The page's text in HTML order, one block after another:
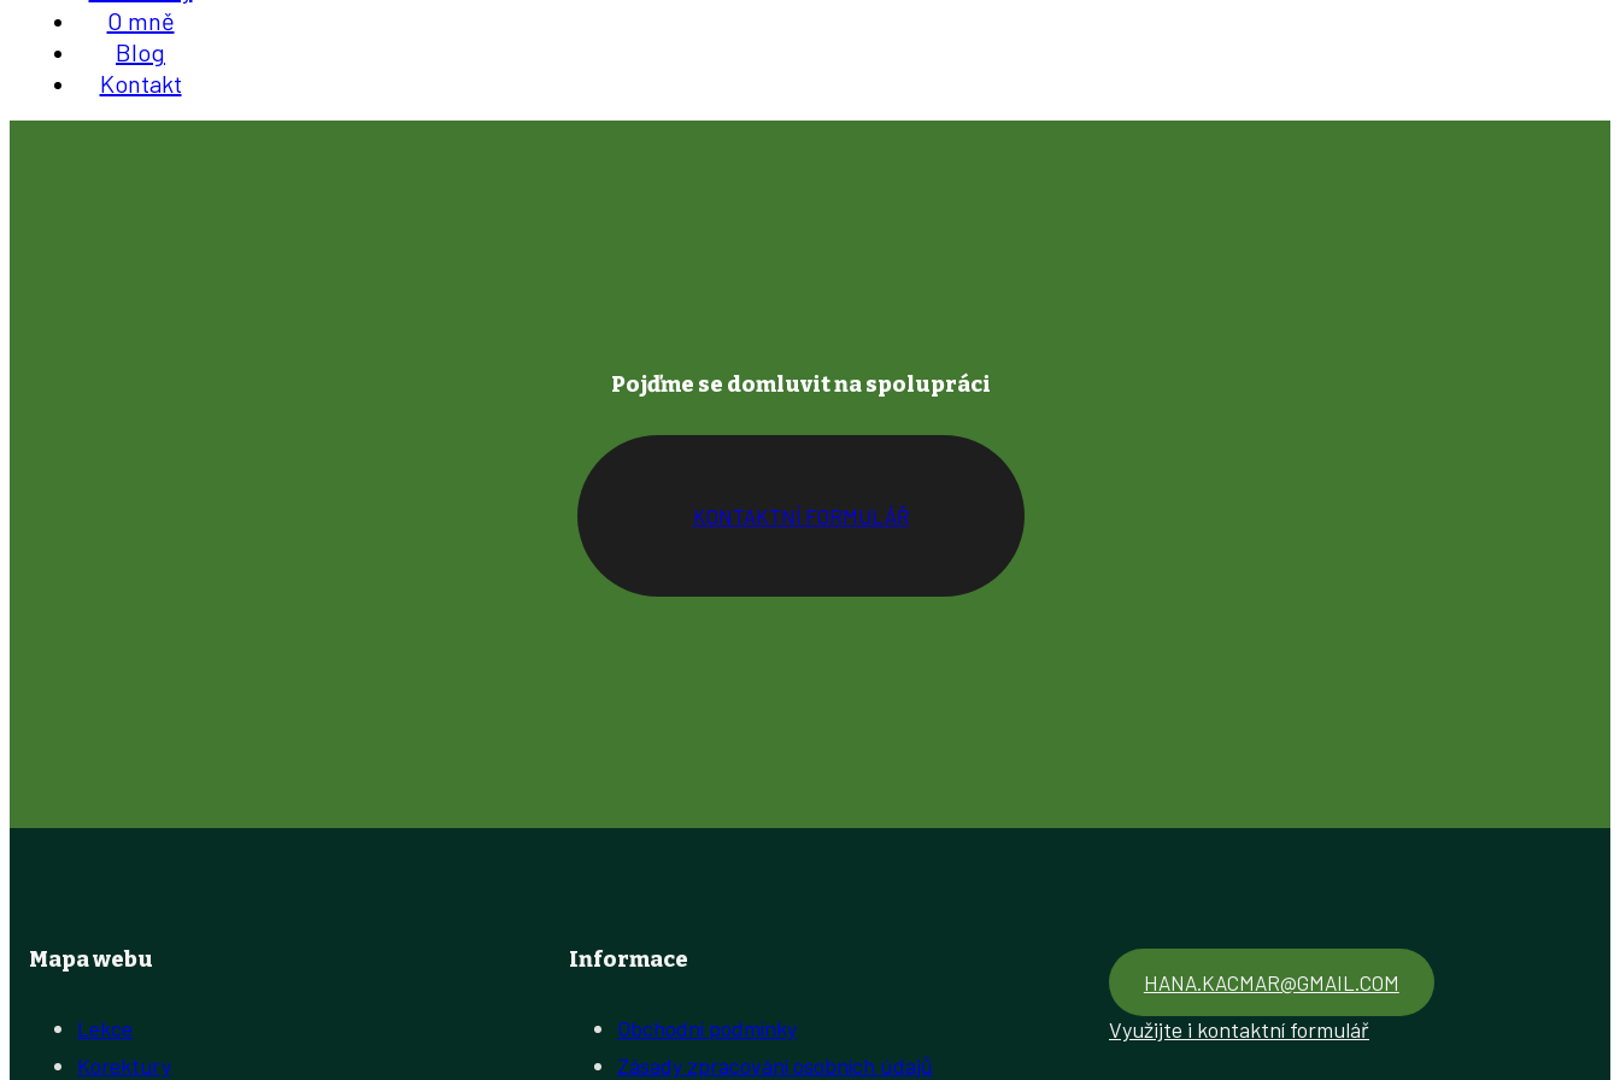
O mně
Blog
Kontakt
Pojďme se domluvit na spolupráci
KONTAKTNÍ FORMULÁŘ
Mapa webu
Lekce
Korektury
Informace
Obchodní podmínky
Zásady zpracování osobních údajů
HANA.KACMAR@GMAIL.COM
Využijte i kontaktní formulář